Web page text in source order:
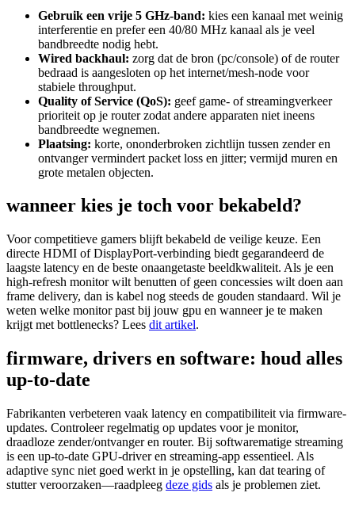
Gebruik een vrije 5 GHz-band: kies een kanaal met weinig
interferentie en prefer een 40/80 MHz kanaal als je veel
bandbreedte nodig hebt.
Wired backhaul: zorg dat de bron (pc/console) of de router
bedraad is aangesloten op het internet/mesh-node voor
stabiele throughput.
Quality of Service (QoS): geef game- of streamingverkeer
prioriteit op je router zodat andere apparaten niet ineens
bandbreedte wegnemen.
Plaatsing: korte, ononderbroken zichtlijn tussen zender en
ontvanger vermindert packet loss en jitter; vermijd muren en
grote metalen objecten.
wanneer kies je toch voor bekabeld?
Voor competitieve gamers blijft bekabeld de veilige keuze. Een
directe HDMI of DisplayPort-verbinding biedt gegarandeerd de
laagste latency en de beste onaangetaste beeldkwaliteit. Als je een
high-refresh monitor wilt benutten of geen concessies wilt doen aan
frame delivery, dan is kabel nog steeds de gouden standaard. Wil je
weten welke monitor past bij jouw gpu en wanneer je te maken
krijgt met bottlenecks? Lees dit artikel.
firmware, drivers en software: houd alles
up-to-date
Fabrikanten verbeteren vaak latency en compatibiliteit via firmware-
updates. Controleer regelmatig op updates voor je monitor,
draadloze zender/ontvanger en router. Bij softwarematige streaming
is een up-to-date GPU-driver en streaming-app essentieel. Als
adaptive sync niet goed werkt in je opstelling, kan dat tearing of
stutter veroorzaken—raadpleeg deze gids als je problemen ziet.